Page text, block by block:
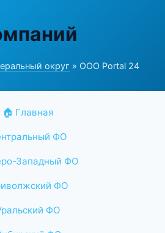
округ » ООО Portal 24
🏠 Главная
ФО
Западный ФО
ФО
ФО